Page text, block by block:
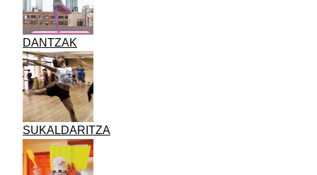
DANTZAK
SUKALDARITZA